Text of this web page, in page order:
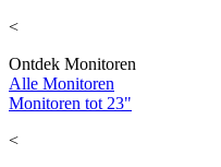
<
Ontdek Monitoren
Alle Monitoren
Monitoren tot 23"
<